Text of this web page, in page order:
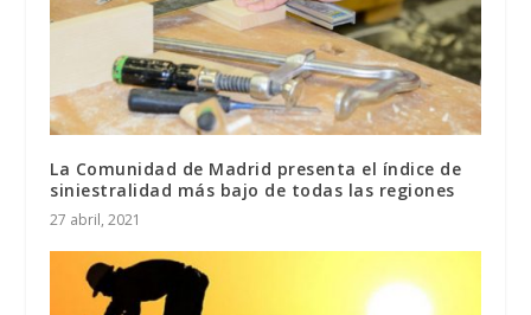
La Comunidad de Madrid presenta el índice de
siniestralidad más bajo de todas las regiones
27 abril, 2021